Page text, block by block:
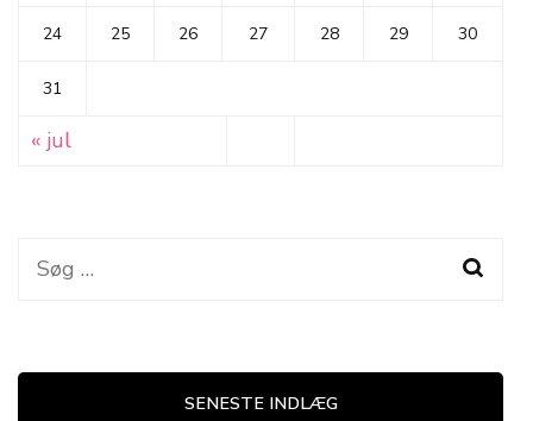
24 25 26 27 28 29 30
31
« jul
Søg
SENESTE INDLÆG